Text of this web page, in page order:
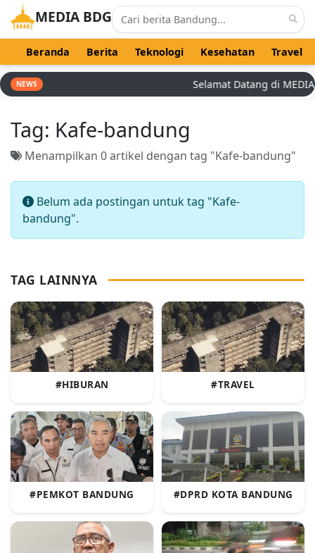
MEDIA BDG
Beranda Berita Teknologi Kesehatan Travel
NEWS Selamat Datang di
Tag: Kafe-bandung
Menampilkan 0 artikel dengan tag "Kafe-bandung"
Belum ada postingan untuk tag "Kafe-
bandung".
TAG LAINNYA
#HIBURAN #TRAVEL
#PEMKOT BANDUNG #DPRD KOTA BANDUNG